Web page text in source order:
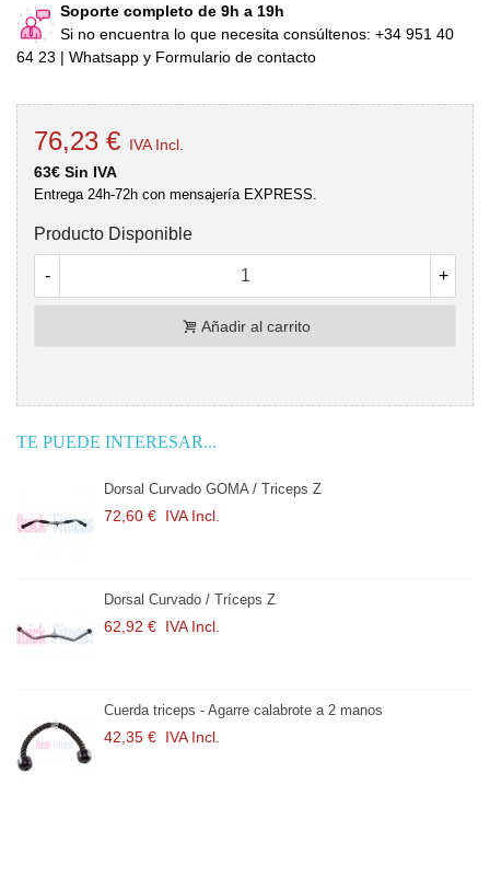
Soporte completo de 9h a 19h
Si no encuentra lo que necesita consúltenos: +34 951 40
64 23 | Whatsapp y Formulario de contacto
76,23 € IVA Incl.
63€ Sin IVA
Entrega 24h-72h con mensajería EXPRESS.
Producto Disponible
- +
Añadir al carrito
TE PUEDE INTERESAR...
Dorsal Curvado GOMA / Triceps Z
72,60 € IVA Incl.
Dorsal Curvado / Tríceps Z
62,92 € IVA Incl.
Cuerda triceps - Agarre calabrote a 2 manos
42,35 € IVA Incl.